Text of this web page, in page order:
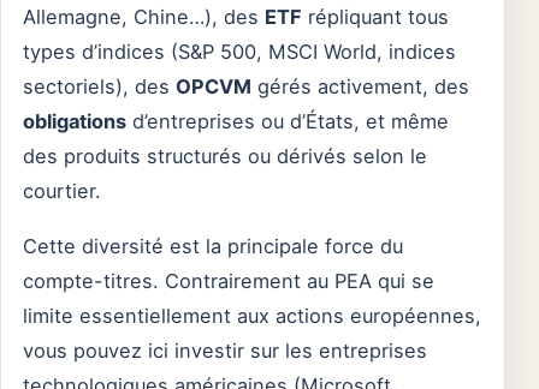
Allemagne, Chine…), des ETF répliquant tous
types d’indices (S&P 500, MSCI World, indices
sectoriels), des OPCVM gérés activement, des
obligations d’entreprises ou d’États, et même
des produits structurés ou dérivés selon le
courtier.
Cette diversité est la principale force du
compte-titres. Contrairement au PEA qui se
limite essentiellement aux actions européennes,
vous pouvez ici investir sur les entreprises